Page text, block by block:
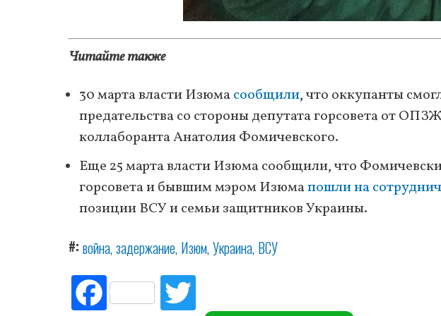
Читайте также
30 марта власти Изюмасообщили, что оккупанты
предательства со стороны депутата горсовета от
коллаборанта Анатолия Фомичевского.
Еще 25 марта власти Изюма сообщили, что
горсовета и бывшим мэром Изюмапошли на
позиции ВСУ и семьи защитников Украины.
# война задержание Изюм Украина ВСУ
Fac
ebo itte